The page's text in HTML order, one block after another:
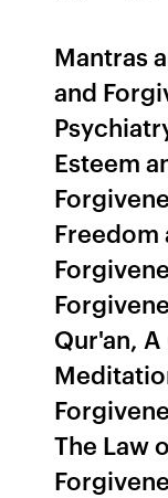
Mantras
and
Esteem
Freedom
Qur'an,
The Law